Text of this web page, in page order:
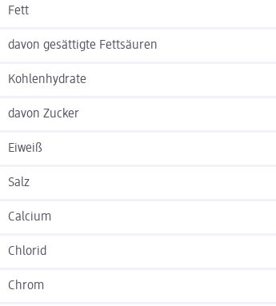
Fett
davon gesättigte Fettsäuren
Kohlenhydrate
davon Zucker
Eiweiß
Salz
Calcium
Chlorid
Chrom